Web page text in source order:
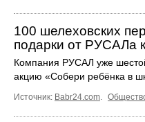
100 шелеховских
подарки от РУСАЛа
Компания РУСАЛ уже
акцию «Собери ребёнка в
Источник: Babr24.com